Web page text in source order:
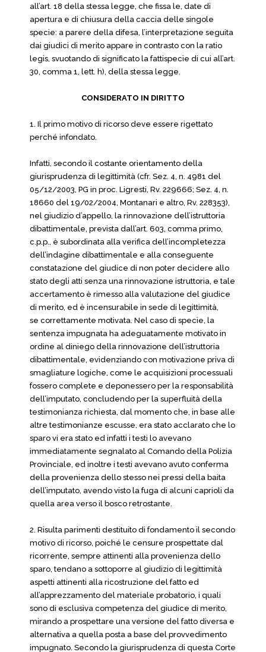
all’art. 18 della stessa legge, che fissa le, date di
apertura e di chiusura della caccia delle singole
specie: a parere della difesa, l’interpretazione seguita
dai giudici di merito appare in contrasto con la ratio
legis, svuotando di significato la fattispecie di cui all’art.
30, comma 1, lett. h), della stessa legge.
CONSIDERATO IN DIRITTO
1. Il primo motivo di ricorso deve essere rigettato
perché infondato.
Infatti, secondo il costante orientamento della
giurisprudenza di legittimità (cfr. Sez. 4, n. 4981 del
05/12/2003, PG in proc. Ligresti, Rv. 229666; Sez. 4, n.
18660 del 19/02/2004, Montanari e altro, Rv. 228353),
nel giudizio d’appello, la rinnovazione dell’istruttoria
dibattimentale, prevista dall’art. 603, comma primo,
c.p.p., è subordinata alla verifica dell’incompletezza
dell’indagine dibattimentale e alla conseguente
constatazione del giudice di non poter decidere allo
stato degli atti senza una rinnovazione istruttoria, e tale
accertamento è rimesso alla valutazione del giudice
di merito, ed è incensurabile in sede di legittimità,
se correttamente motivata. Nel caso di specie, la
sentenza impugnata ha adeguatamente motivato in
ordine al diniego della rinnovazione dell’istruttoria
dibattimentale, evidenziando con motivazione priva di
smagliature logiche, come le acquisizioni processuali
fossero complete e deponessero per la responsabilità
dell’imputato, concludendo per la superfluità della
testimonianza richiesta, dal momento che, in base alle
altre testimonianze escusse, era stato acclarato che lo
sparo vi era stato ed infatti i testi lo avevano
immediatamente segnalato al Comando della Polizia
Provinciale, ed inoltre i testi avevano avuto conferma
della provenienza dello stesso nei pressi della baita
dell’imputato, avendo visto la fuga di alcuni caprioli da
quella area verso il bosco retrostante.
2. Risulta parimenti destituito di fondamento il secondo
motivo di ricorso, poiché le censure prospettate dal
ricorrente, sempre attinenti alla provenienza dello
sparo, tendano a sottoporre al giudizio di legittimità
aspetti attinenti alla ricostruzione del fatto ed
all’apprezzamento del materiale probatorio, i quali
sono di esclusiva competenza del giudice di merito,
mirando a prospettare una versione del fatto diversa e
alternativa a quella posta a base del provvedimento
impugnato. Secondo la giurisprudenza di questa Corte